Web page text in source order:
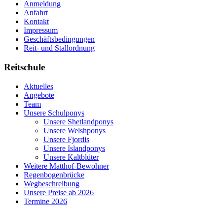
Anmeldung
Anfahrt
Kontakt
Impressum
Geschäftsbedingungen
Reit- und Stallordnung
Reitschule
Aktuelles
Angebote
Team
Unsere Schulponys
Unsere Shetlandponys
Unsere Welshponys
Unsere Fjordis
Unsere Islandponys
Unsere Kaltblüter
Weitere Matthof-Bewohner
Regenbogenbrücke
Wegbeschreibung
Unsere Preise ab 2026
Termine 2026